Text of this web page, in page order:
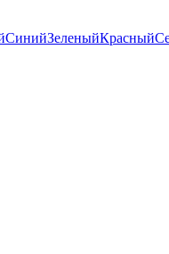
СинийЗеленыйКрасный